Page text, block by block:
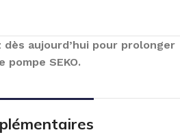
dès aujourd’hui pour prolonger
SEKO.